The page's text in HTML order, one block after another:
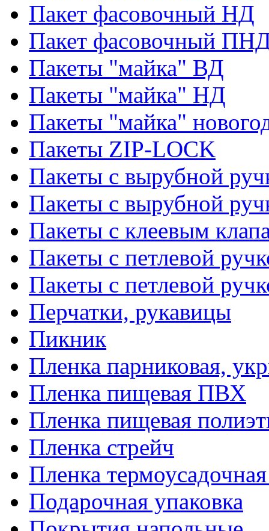
Пакет фасовочный НД
Пакет фасовочный
Пакеты "майка" ВД
Пакеты "майка" НД
Пакеты "майка"
Пакеты ZIP-LOCK
Пакеты с вырубной
Пакеты с вырубной
Пакеты с клеевым
Пакеты с петлевой
Пакеты с петлевой
Перчатки, рукавицы
Пикник
Пленка парниковая,
Пленка пищевая ПВХ
Пленка пищевая
Пленка стрейч
Пленка
Подарочная упаковка